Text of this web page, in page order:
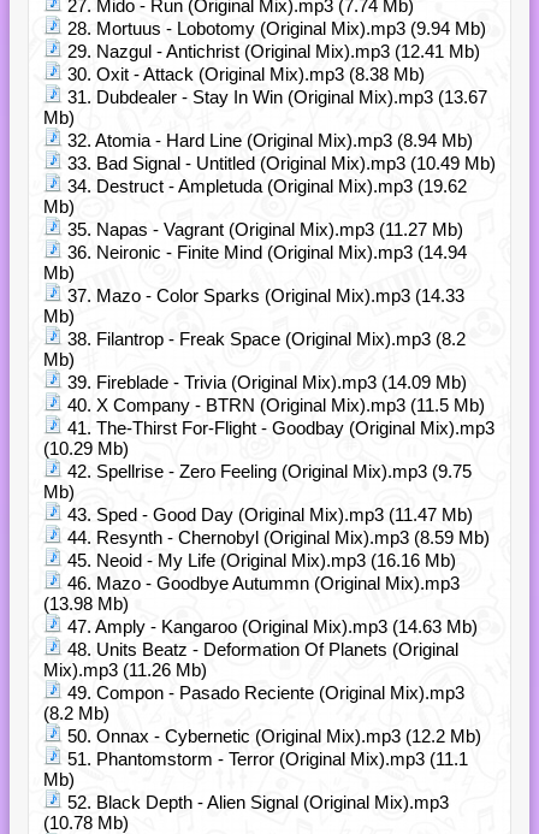
27. Mido - Run (Original Mix).mp3 (7.74 Mb)
28. Mortuus - Lobotomy (Original Mix).mp3 (9.94 Mb)
29. Nazgul - Antichrist (Original Mix).mp3 (12.41 Mb)
30. Oxit - Attack (Original Mix).mp3 (8.38 Mb)
31. Dubdealer - Stay In Win (Original Mix).mp3 (13.67
Mb)
32. Atomia - Hard Line (Original Mix).mp3 (8.94 Mb)
33. Bad Signal - Untitled (Original Mix).mp3 (10.49 Mb)
34. Destruct - Ampletuda (Original Mix).mp3 (19.62
Mb)
35. Napas - Vagrant (Original Mix).mp3 (11.27 Mb)
36. Neironic - Finite Mind (Original Mix).mp3 (14.94
Mb)
37. Mazo - Color Sparks (Original Mix).mp3 (14.33
Mb)
38. Filantrop - Freak Space (Original Mix).mp3 (8.2
Mb)
39. Fireblade - Trivia (Original Mix).mp3 (14.09 Mb)
40. X Company - BTRN (Original Mix).mp3 (11.5 Mb)
41. The-Thirst For-Flight - Goodbay (Original Mix).mp3
(10.29 Mb)
42. Spellrise - Zero Feeling (Original Mix).mp3 (9.75
Mb)
43. Sped - Good Day (Original Mix).mp3 (11.47 Mb)
44. Resynth - Chernobyl (Original Mix).mp3 (8.59 Mb)
45. Neoid - My Life (Original Mix).mp3 (16.16 Mb)
46. Mazo - Goodbye Autummn (Original Mix).mp3
(13.98 Mb)
47. Amply - Kangaroo (Original Mix).mp3 (14.63 Mb)
48. Units Beatz - Deformation Of Planets (Original
Mix).mp3 (11.26 Mb)
49. Compon - Pasado Reciente (Original Mix).mp3
(8.2 Mb)
50. Onnax - Cybernetic (Original Mix).mp3 (12.2 Mb)
51. Phantomstorm - Terror (Original Mix).mp3 (11.1
Mb)
52. Black Depth - Alien Signal (Original Mix).mp3
(10.78 Mb)